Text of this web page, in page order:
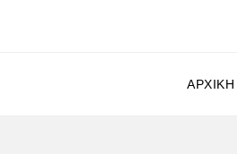
ΑΡΧΙΚΉ